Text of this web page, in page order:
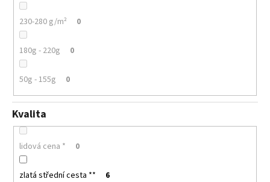
230-280 g/m² 0
180g - 220g 0
50g - 155g 0
Kvalita
lidová cena * 0
zlatá střední cesta ** 6